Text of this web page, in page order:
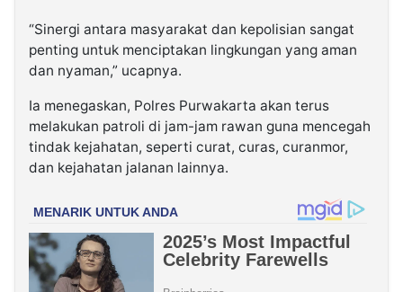
“Sinergi antara masyarakat dan kepolisian sangat
penting untuk menciptakan lingkungan yang aman
dan nyaman,” ucapnya.
Ia menegaskan, Polres Purwakarta akan terus
melakukan patroli di jam-jam rawan guna mencegah
tindak kejahatan, seperti curat, curas, curanmor,
dan kejahatan jalanan lainnya.